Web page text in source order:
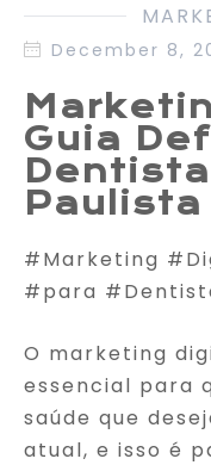
December 8,
Guia
Paulista
#Marketing
#para
O marketing
essencial para
saúde que
atual, e isso é